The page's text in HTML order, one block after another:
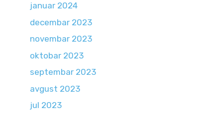
januar 2024
decembar 2023
novembar 2023
oktobar 2023
septembar 2023
avgust 2023
jul 2023